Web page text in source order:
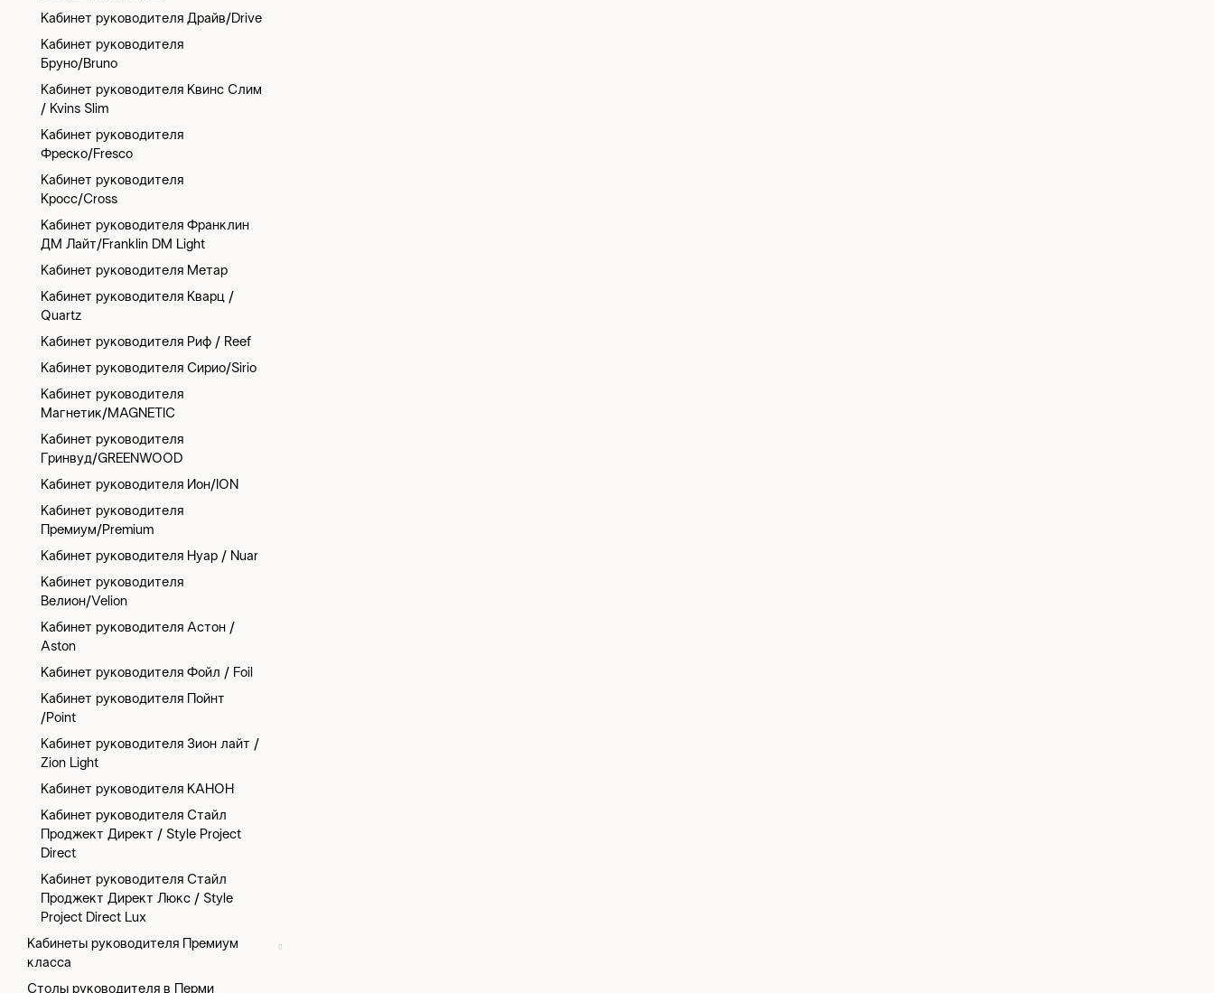
Кабинет руководителя Драйв/Drive
Кабинет руководителя
Бруно/Bruno
Кабинет руководителя Квинс Слим
/ Kvins Slim
Кабинет руководителя
Фреско/Fresco
Кабинет руководителя
Кросс/Cross
Кабинет руководителя Франклин
ДМ Лайт/Franklin DM Light
Кабинет руководителя Метар
Кабинет руководителя Кварц /
Quartz
Кабинет руководителя Риф / Reef
Кабинет руководителя Сирио/Sirio
Кабинет руководителя
Магнетик/MAGNETIC
Кабинет руководителя
Гринвуд/GREENWOOD
Кабинет руководителя Ион/ION
Кабинет руководителя
Премиум/Premium
Кабинет руководителя Нуар / Nuar
Кабинет руководителя
Велион/Velion
Кабинет руководителя Астон /
Aston
Кабинет руководителя Фойл / Foil
Кабинет руководителя Пойнт
/Point
Кабинет руководителя Зион лайт /
Zion Light
Кабинет руководителя КАНОН
Кабинет руководителя Стайл
Проджект Директ / Style Project
Direct
Кабинет руководителя Стайл
Проджект Директ Люкс / Style
Project Direct Lux
Кабинеты руководителя Премиум
класса
Столы руководителя в Перми